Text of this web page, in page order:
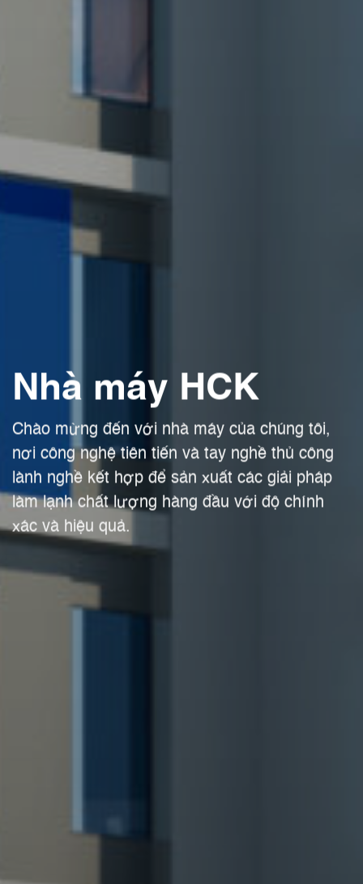
Nhà máy HCK
Chào mừng đến với nhà máy của chúng tôi,
nơi công nghệ tiên tiến và tay nghề thủ công
lành nghề kết hợp để sản xuất các giải pháp
làm lạnh chất lượng hàng đầu với độ chính
xác và hiệu quả.